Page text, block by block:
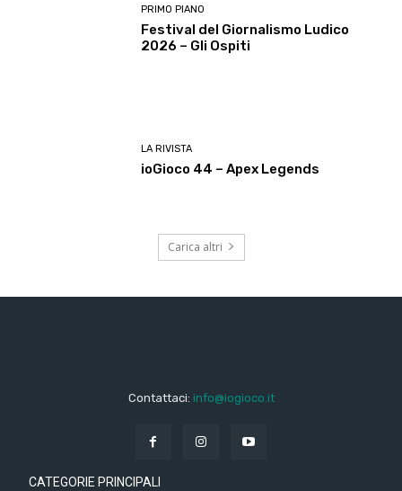
PRIMO PIANO
Festival del Giornalismo Ludico
2026 – Gli Ospiti
LA RIVISTA
ioGioco 44 – Apex Legends
Carica altri
Contattaci: info@iogioco.it
CATEGORIE PRINCIPALI